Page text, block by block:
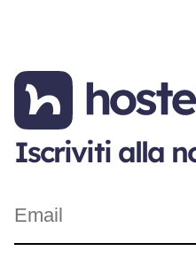
Iscriviti alla